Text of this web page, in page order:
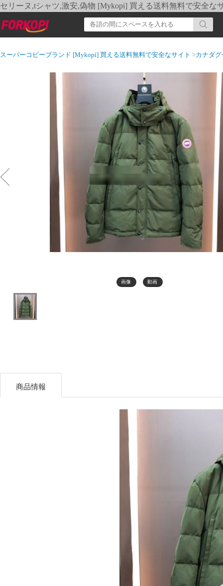
セリーヌ,tシャツ,激安,偽物 [Mykopi] 買える送料無料で安全な
スーパーコピーブランド [Mykopi] 買える送料無料で安全なサイト >カナダ
画像 動画
商品情報